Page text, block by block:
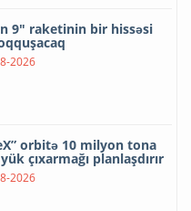
9" raketinin bir hissəsi
2026
orbitə 10 milyon tona
çıxarmağı planlaşdırır
2026